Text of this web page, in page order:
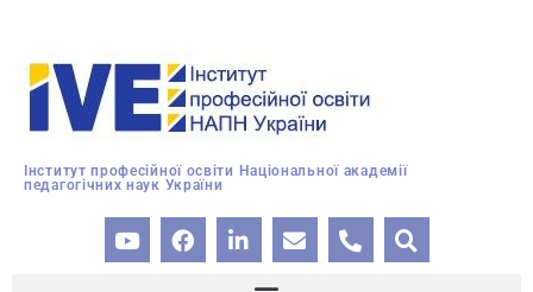
Інститут професійної освіти Національної академії
педагогічних наук України